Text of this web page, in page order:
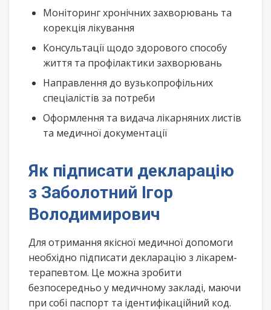
Моніторинг хронічних захворювань та
корекція лікування
Консультації щодо здорового способу
життя та профілактики захворювань
Направлення до вузькопрофільних
спеціалістів за потреби
Оформлення та видача лікарняних листів
та медичної документації
Як підписати декларацію
з Заболотний Ігор
Володимирович
Для отримання якісної медичної допомоги
необхідно підписати декларацію з лікарем-
терапевтом. Це можна зробити
безпосередньо у медичному закладі, маючи
при собі паспорт та ідентифікаційний код.